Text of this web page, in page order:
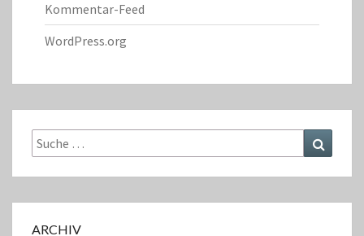
Kommentar-Feed
WordPress.org
Suche
nach:
ARCHIV